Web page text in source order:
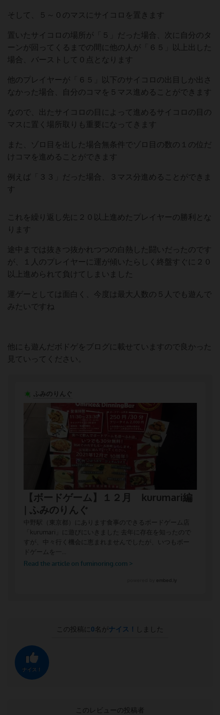
そして、５～０のマスにサイコロを置きます
置いたサイコロの場所が「５」だった場合、次に自分のタ
ーンが回ってくるまでの間に他の人が「６５」以上出した
場合、バーストして０点となります
他のプレイヤーが「６５」以下のサイコロの出目しか出さ
なかった場合、自分のコマを５マス進めることができます
なので、出たサイコロの目によって進めるサイコロの目の
マスに置く場所取りも重要になってきます
また、ゾロ目を出した場合無条件でゾロ目の数の１の位だ
けコマを進めることができます
例えば「３３」だった場合、３マス分進めることができま
す
これを繰り返し先に２０以上進めたプレイヤーの勝利とな
ります
途中までは抜きつ抜かれつつの白熱した闘いだったのです
が、１人のプレイヤーに運が傾いたらしく終盤すぐに２０
以上進められて負けてしまいました
運ゲーとしては面白く、今度は最大人数の５人でも遊んで
みたいですね
他にも遊んだボドゲをブログに載せていますので良かった
見ていってください。
この投稿に 0名がナイス！ しました
ナイス！
このレビューの投稿者